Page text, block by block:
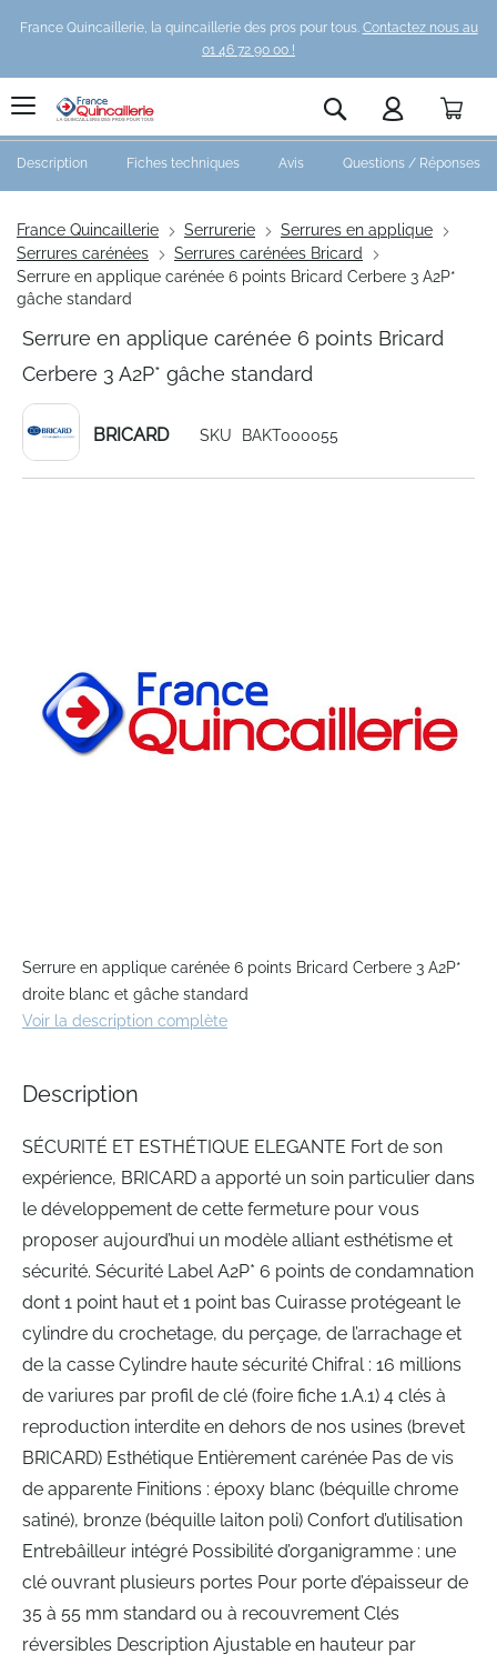
France Quincaillerie, la quincaillerie des pros pour tous. Contactez nous au
01 46 72 90 00 !
Rechercher
France Quincaillerie Serrurerie
Serrures en applique
Serrures carénées
Serrures carénées Bricard
Serrure en applique carénée 6 points Bricard Cerbere 3 A2P*
gâche standard
Serrure en applique carénée 6 points Bricard
Cerbere 3 A2P* gâche standard
BRICARD SKU BAKT000055
to
the
beginning
of
gallery
Serrure en applique carénée 6 points Bricard Cerbere 3 A2P*
droite blanc et gâche standard
Voir la description complète
Description Fiches techniques Avis Questions / Réponses
Description
SÉCURITÉ ET ESTHÉTIQUE ELEGANTE Fort de son
expérience, BRICARD a apporté un soin particulier dans
le développement de cette fermeture pour vous
proposer aujourd’hui un modèle alliant esthétisme et
sécurité. Sécurité Label A2P* 6 points de condamnation
dont 1 point haut et 1 point bas Cuirasse protégeant le
cylindre du crochetage, du perçage, de l’arrachage et
de la casse Cylindre haute sécurité Chifral : 16 millions
de variures par profil de clé (foire fiche 1.A.1) 4 clés à
reproduction interdite en dehors de nos usines (brevet
BRICARD) Esthétique Entièrement carénée Pas de vis
de apparente Finitions : époxy blanc (béquille chrome
satiné), bronze (béquille laiton poli) Confort d’utilisation
Entrebâilleur intégré Possibilité d’organigramme : une
clé ouvrant plusieurs portes Pour porte d’épaisseur de
35 à 55 mm standard ou à recouvrement Clés
réversibles Description Ajustable en hauteur par